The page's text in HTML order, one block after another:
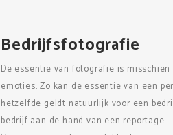
Bedrijfsfotografie
De essentie van fotografie is
emoties. Zo kan de essentie van een
hetzelfde geldt natuurlijk voor een
bedrijf aan de hand van een reportage.